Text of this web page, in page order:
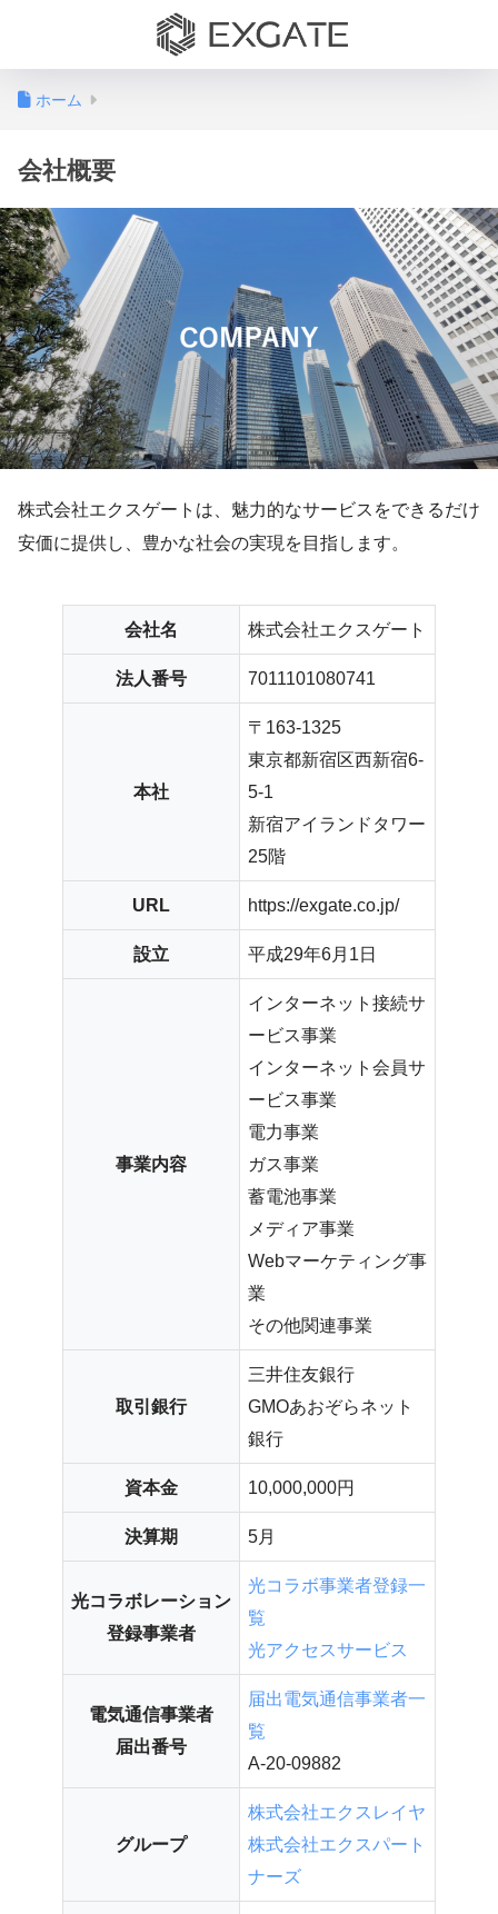
ホーム
会社概要
株式会社エクスゲートは、魅力的なサービスをできるだけ
安価に提供し、豊かな社会の実現を目指します。
会社名 株式会社エクスゲート
法人番号 7011101080741
本社
〒163-1325
東京都新宿区西新宿6-
5-1
新宿アイランドタワー
25階
URL https://exgate.co.jp/
設立 平成29年6月1日
事業内容
インターネット接続サ
ービス事業
インターネット会員サ
ービス事業
電力事業
ガス事業
蓄電池事業
メディア事業
Webマーケティング事
業
その他関連事業
取引銀行
三井住友銀行
GMOあおぞらネット
銀行
資本金 10,000,000円
決算期 5月
光コラボレーション
登録事業者
光コラボ事業者登録一
覧
光アクセスサービス
電気通信事業者
届出番号
届出電気通信事業者一
覧
A-20-09882
グループ
株式会社エクスレイヤ
株式会社エクスパート
ナーズ